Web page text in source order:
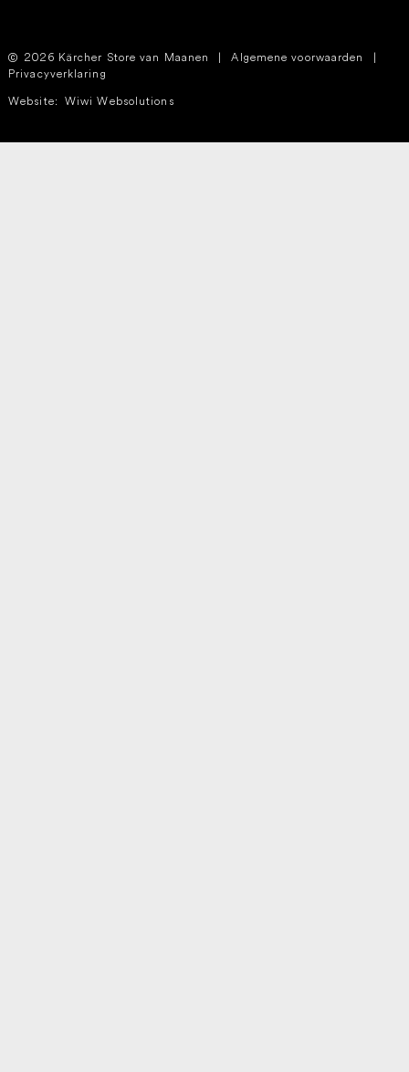
2026 Kärcher Store van Maanen | Algemene voorwaarden
|
Privacyverklaring
Website: Wiwi Websolutions